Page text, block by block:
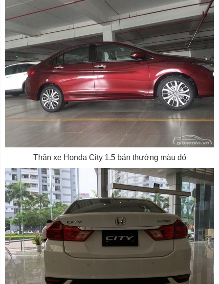
Thân xe Honda City 1.5 bản thường màu đỏ